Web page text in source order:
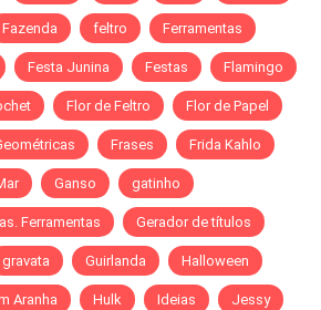
Fazenda feltro Ferramentas
Festa Junina Festas Flamingo
Flor de Feltro Flor de Papel
Frases Frida Kahlo
Ganso gatinho
Ferramentas Gerador de títulos
gravata Guirlanda Halloween
Aranha Hulk Ideias Jessy